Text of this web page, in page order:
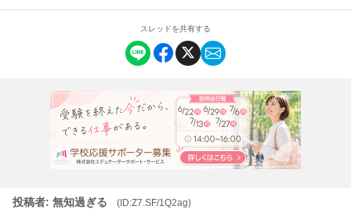
スレッドを共有する
投稿者: 無知過ぎる
(ID:Z7.SF/1Q2ag)